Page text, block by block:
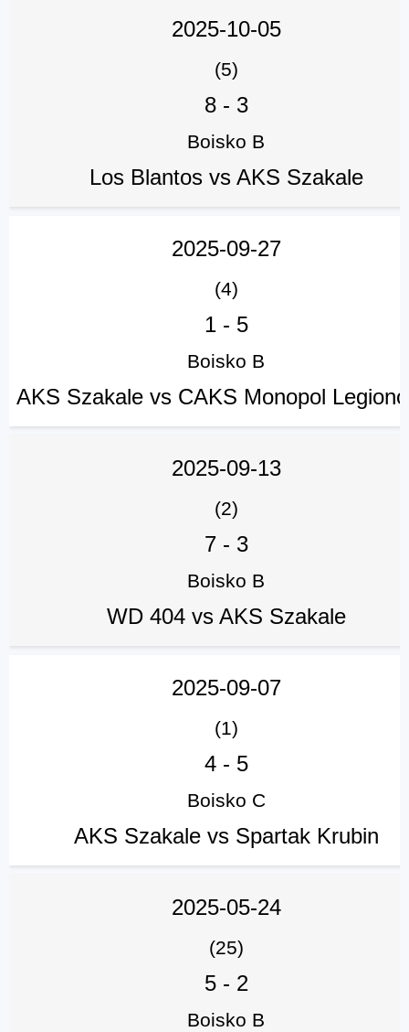
2025-10-05
(5)
8- 3
Boisko B
Los Blantos vs AKS Szakale
2025-09-27
(4)
1- 5
Boisko B
AKS Szakale vs CAKS Monopol
2025-09-13
(2)
7- 3
Boisko B
WD 404 vs AKS Szakale
2025-09-07
(1)
4- 5
Boisko C
AKS Szakale vs Spartak Krubin
2025-05-24
(25)
5- 2
Boisko B